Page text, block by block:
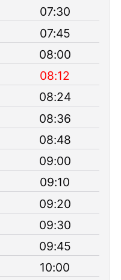
07:30
07:45
08:00
08:12
08:24
08:36
08:48
09:00
09:10
09:20
09:30
09:45
10:00